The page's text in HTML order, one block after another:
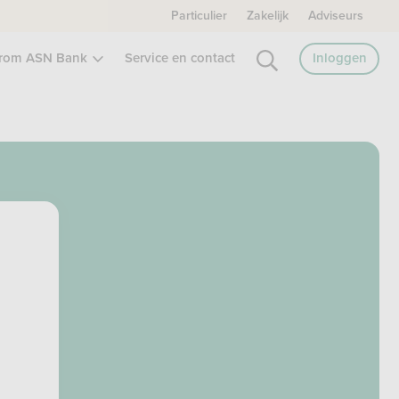
Particulier Zakelijk Adviseurs
ASN Bank Service en contact Inloggen